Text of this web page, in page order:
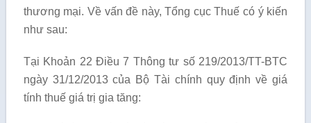
thương mại. Về vấn đề này, Tổng cục Thuế có ý kiến
như sau:
Tại Khoản 22 Điều 7 Thông tư số 219/2013/TT-BTC
ngày 31/12/2013 của Bộ Tài chính quy định về giá
tính thuế giá trị gia tăng: